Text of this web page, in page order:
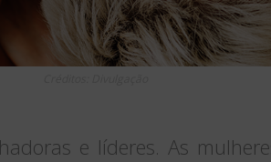
e líderes. As